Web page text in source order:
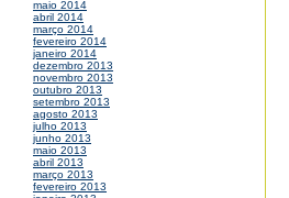
maio 2014
abril 2014
março 2014
fevereiro 2014
janeiro 2014
dezembro 2013
novembro 2013
outubro 2013
setembro 2013
agosto 2013
julho 2013
junho 2013
maio 2013
abril 2013
março 2013
fevereiro 2013